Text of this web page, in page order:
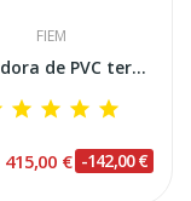
FIEM
Incubadora de PVC termoaislante avanzada FIEM...
415,00 € -142,00 €